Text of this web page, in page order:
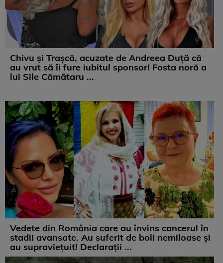
Chivu și Trașcă, acuzate de Andreea Duță că
au vrut să îi fure iubitul sponsor! Fosta noră a
lui Sile Cămătaru ...
Vedete din România care au învins cancerul în
stadii avansate. Au suferit de boli nemiloase şi
au supravieţuit! Declarații ...